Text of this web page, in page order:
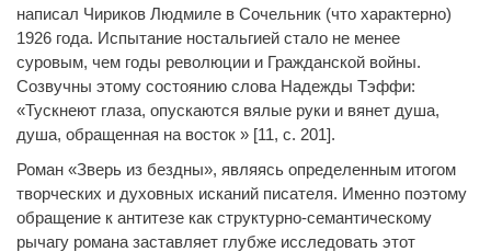
написал Чириков Людмиле в Сочельник (что характерно)
1926 года. Испытание ностальгией стало не менее
суровым, чем годы революции и Гражданской войны.
Созвучны этому состоянию слова Надежды Тэффи:
«Тускнеют глаза, опускаются вялые руки и вянет душа,
душа, обращенная на восток » [11, с. 201].
Роман «Зверь из бездны», являясь определенным итогом
творческих и духовных исканий писателя. Именно поэтому
обращение к антитезе как структурно-семантическому
рычагу романа заставляет глубже исследовать этот